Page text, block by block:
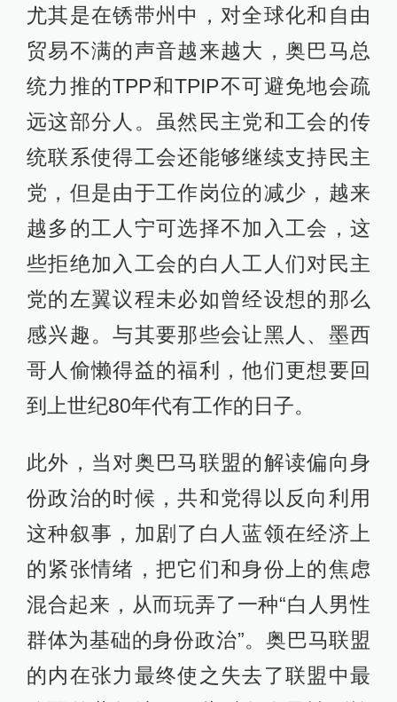
尤其是在锈带州中，对全球化和自由
贸易不满的声音越来越大，奥巴马总
统力推的TPP和TPIP不可避免地会疏
远这部分人。虽然民主党和工会的传
统联系使得工会还能够继续支持民主
党，但是由于工作岗位的减少，越来
越多的工人宁可选择不加入工会，这
些拒绝加入工会的白人工人们对民主
党的左翼议程未必如曾经设想的那么
感兴趣。与其要那些会让黑人、墨西
哥人偷懒得益的福利，他们更想要回
到上世纪80年代有工作的日子。
此外，当对奥巴马联盟的解读偏向身
份政治的时候，共和党得以反向利用
这种叙事，加剧了白人蓝领在经济上
的紧张情绪，把它们和身份上的焦虑
混合起来，从而玩弄了一种“白人男性
群体为基础的身份政治”。奥巴马联盟
的内在张力最终使之失去了联盟中最